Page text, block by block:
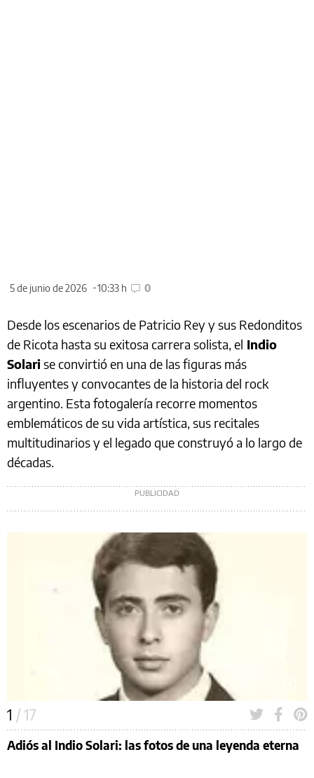
5 de junio de 2026 10:33 h 0
Desde los escenarios de Patricio Rey y sus Redonditos
de Ricota hasta su exitosa carrera solista, el Indio
Solarise convirtió en una de las figuras más
influyentes y convocantes de la historia del rock
argentino. Esta fotogalería recorre momentos
emblemáticos de su vida artística, sus recitales
multitudinarios y el legado que construyó a lo largo de
décadas.
1 / 17
Adiós al Indio Solari: las fotos de una leyenda eterna